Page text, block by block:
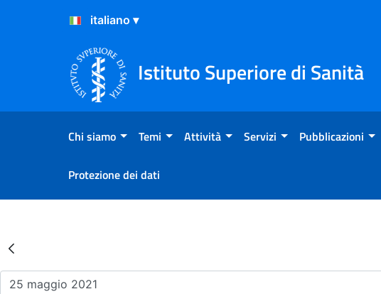
Salta al Contenuto
Salta al Footer
Istituto Superiore di Sanità
Chi siamo Temi Attività Servizi Pubblicazioni
Protezione dei dati
Risultati della Ricerca - Eventi